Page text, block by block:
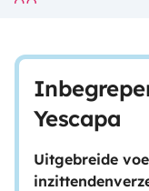
Yescapa
Uitgebreide